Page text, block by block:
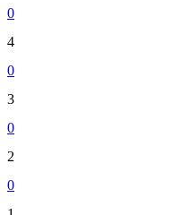
0
4
0
3
0
2
0